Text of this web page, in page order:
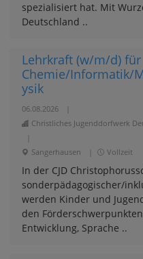
spezialisiert hat. Mit
Deutschland ..
Lehrkraft (w/m/d) für
Chemie/Informatik/
ysik
06.08.2026
Christliches Jugenddorfwerk
Sangerhausen
Vollzeit
In der CJD
sonderpädagogischer/
werden Kinder und
den
Entwicklung, Sprache ..